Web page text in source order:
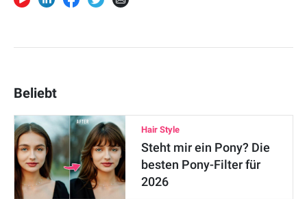
Beliebt
Hair Style
Steht mir ein Pony? Die
besten Pony-Filter für
2026